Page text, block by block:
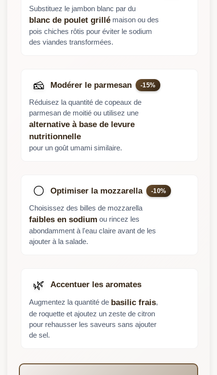
Substituez le jambon blanc par du
blanc de poulet grillé maison ou des
pois chiches rôtis pour éviter le sodium
des viandes transformées.
🧀 Modérer le parmesan -15%
Réduisez la quantité de copeaux de
parmesan de moitié ou utilisez une
alternative à base de levure
nutritionnelle
pour un goût umami similaire.
⚪ Optimiser la mozzarella -10%
Choisissez des billes de mozzarella
faibles en sodium ou rincez les
abondamment à l'eau claire avant de les
ajouter à la salade.
🌿 Accentuer les aromates
Augmentez la quantité de basilic frais,
de roquette et ajoutez un zeste de citron
pour rehausser les saveurs sans ajouter
de sel.